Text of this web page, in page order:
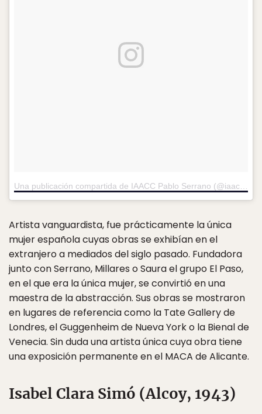
Artista vanguardista, fue prácticamente la única
mujer española cuyas obras se exhibían en el
extranjero a mediados del siglo pasado. Fundadora
junto con Serrano, Millares o Saura el grupo El Paso,
en el que era la única mujer, se convirtió en una
maestra de la abstracción. Sus obras se mostraron
en lugares de referencia como la Tate Gallery de
Londres, el Guggenheim de Nueva York o la Bienal de
Venecia. Sin duda una artista única cuya obra tiene
una exposición permanente en el MACA de Alicante.
Isabel Clara Simó (Alcoy, 1943)